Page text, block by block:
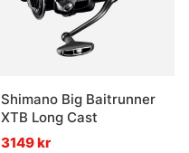
Shimano Big Baitrunner
XTB Long Cast
3149 kr